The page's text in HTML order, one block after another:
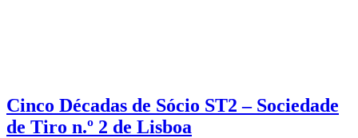
Cinco Décadas de Sócio ST2 – Sociedade
de Tiro n.º 2 de Lisboa